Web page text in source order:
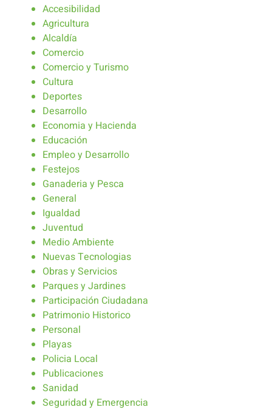
Accesibilidad
Agricultura
Alcaldía
Comercio
Comercio y Turismo
Cultura
Deportes
Desarrollo
Economia y Hacienda
Educación
Empleo y Desarrollo
Festejos
Ganaderia y Pesca
General
Igualdad
Juventud
Medio Ambiente
Nuevas Tecnologias
Obras y Servicios
Parques y Jardines
Participación Ciudadana
Patrimonio Historico
Personal
Playas
Policia Local
Publicaciones
Sanidad
Seguridad y Emergencia